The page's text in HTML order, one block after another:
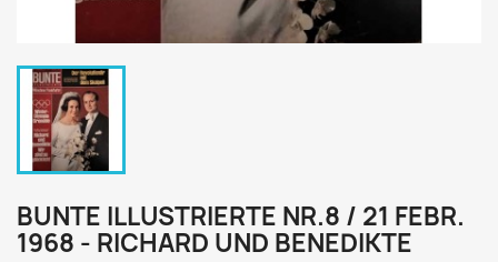
BUNTE ILLUSTRIERTE NR.8 / 21 FEBR.
1968 - RICHARD UND BENEDIKTE